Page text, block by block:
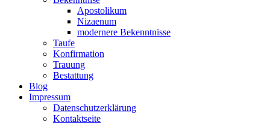
Apostolikum
Nizaenum
modernere Bekenntnisse
Taufe
Konfirmation
Trauung
Bestattung
Blog
Impressum
Datenschutzerklärung
Kontaktseite